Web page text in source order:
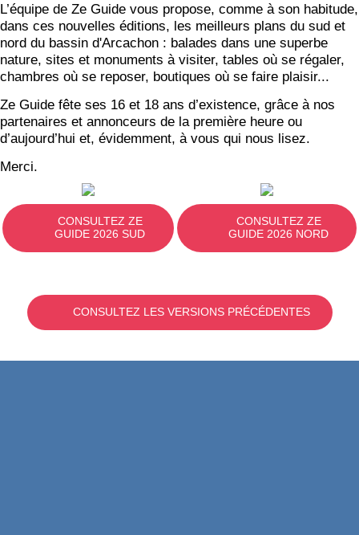
L’équipe de Ze Guide vous propose, comme à son habitude,
dans ces nouvelles éditions, les meilleurs plans du sud et
nord du bassin d'Arcachon : balades dans une superbe
nature, sites et monuments à visiter, tables où se régaler,
chambres où se reposer, boutiques où se faire plaisir...
Ze Guide fête ses 16 et 18 ans d’existence, grâce à nos
partenaires et annonceurs de la première heure ou
d’aujourd’hui et, évidemment, à vous qui nous lisez.
Merci.
CONSULTEZ ZE
GUIDE 2026 SUD
CONSULTEZ ZE
GUIDE 2026 NORD
CONSULTEZ LES VERSIONS PRÉCÉDENTES